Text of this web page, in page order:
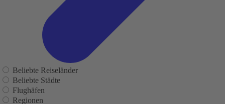
Beliebte Reiseländer
Beliebte Städte
Flughäfen
Regionen